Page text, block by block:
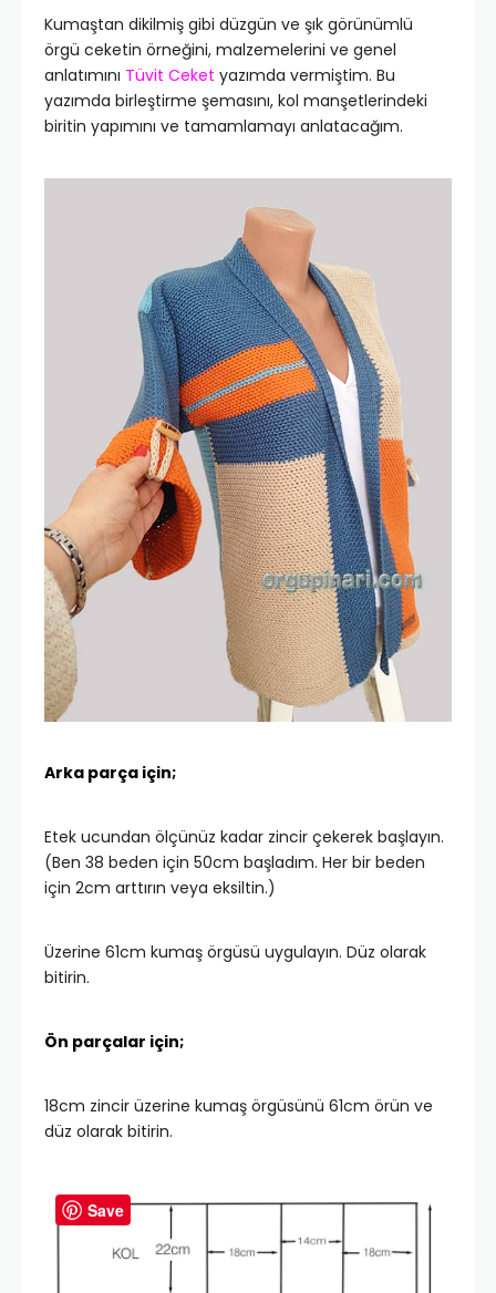
Kumaştan dikilmiş gibi düzgün ve şık görünümlü
örgü ceketin örneğini, malzemelerini ve genel
anlatımını Tüvit Ceket yazımda vermiştim. Bu
yazımda birleştirme şemasını, kol manşetlerindeki
biritin yapımını ve tamamlamayı anlatacağım.
Arka parça için;
Etek ucundan ölçünüz kadar zincir çekerek başlayın.
(Ben 38 beden için 50cm başladım. Her bir beden
için 2cm arttırın veya eksiltin.)
Üzerine 61cm kumaş örgüsü uygulayın. Düz olarak
bitirin.
Ön parçalar için;
18cm zincir üzerine kumaş örgüsünü 61cm örün ve
düz olarak bitirin.
Save